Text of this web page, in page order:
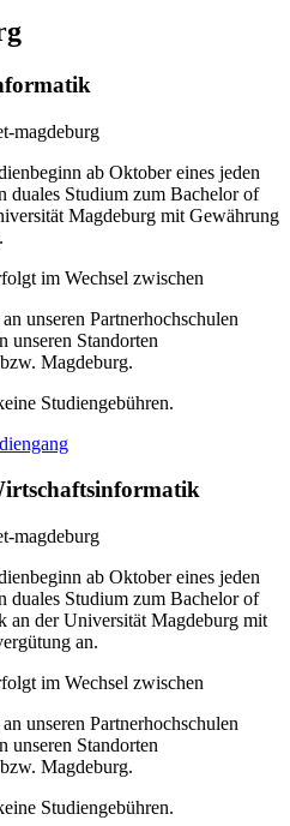
ab Oktober eines jeden
duales Studium zum Bachelor of
Magdeburg mit Gewährung
im Wechsel zwischen
unseren Partnerhochschulen
unseren Standorten
Magdeburg.
Studiengebühren.
ab Oktober eines jeden
duales Studium zum Bachelor of
an der Universität Magdeburg mit
an.
im Wechsel zwischen
unseren Partnerhochschulen
unseren Standorten
Magdeburg.
Studiengebühren.